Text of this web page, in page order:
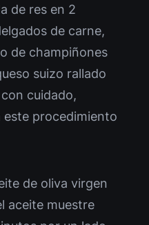
de res en 2
de carne,
de champiñones
suizo rallado
cuidado,
este procedimiento
de oliva virgen
aceite muestre